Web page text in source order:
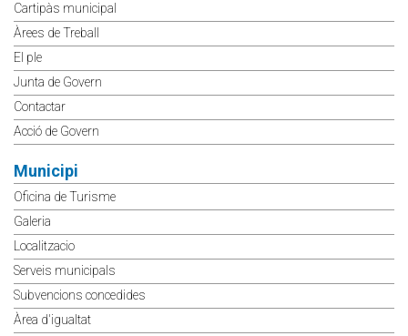
Cartipàs municipal
Àrees de Treball
El ple
Junta de Govern
Contactar
Acció de Govern
Municipi
Oficina de Turisme
Galeria
Localitzacio
Serveis municipals
Subvencions concedides
Àrea d'igualtat